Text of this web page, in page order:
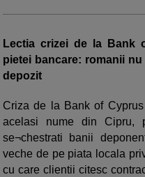
Lectia crizei de la Bank
pietei bancare: romanii
depozit
Criza de la Bank of
acelasi nume din Cipru,
se¬chestrati banii
veche de pe piata locala
cu care clientii citesc